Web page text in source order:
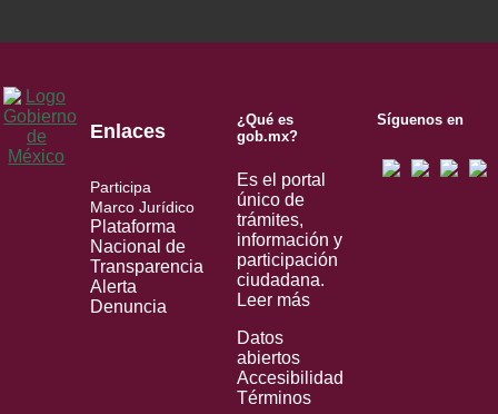
Enlaces
Participa
Marco Jurídico
Plataforma
Nacional de
Transparencia
Alerta
Denuncia
¿Qué es
gob.mx?
Es el portal
único de
trámites,
información y
participación
ciudadana.
Leer más
Datos
abiertos
Accesibilidad
Términos
Síguenos en